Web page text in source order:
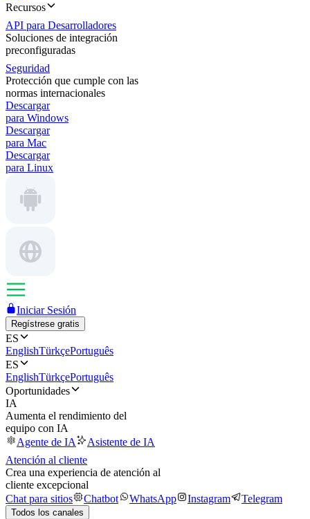
Recursos
API para Desarrolladores
Soluciones de integración
preconfiguradas
Seguridad
Protección que cumple con las
normas internacionales
Descargar
para Windows
Descargar
para Mac
Descargar
para Linux
Iniciar Sesión
Regístrese gratis
ES
EnglishTürkçePortuguês
ES
EnglishTürkçePortuguês
Oportunidades
IA
Aumenta el rendimiento del
equipo con IA
Agente de IA
Asistente de IA
Atención al cliente
Crea una experiencia de atención al
cliente excepcional
Chat para sitios
Chatbot WhatsApp Instagram Telegram
Todos los canales